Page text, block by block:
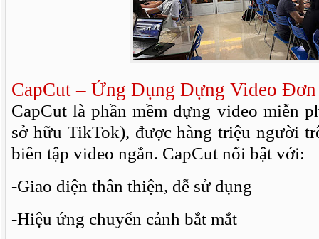
CapCut – Ứng Dụng Dựng Video
CapCut là phần mềm dựng video miễn
sở hữu TikTok), được hàng triệu người
biên tập video ngắn. CapCut nổi bật với:
-Giao diện thân thiện, dễ sử dụng
-Hiệu ứng chuyển cảnh bắt mắt